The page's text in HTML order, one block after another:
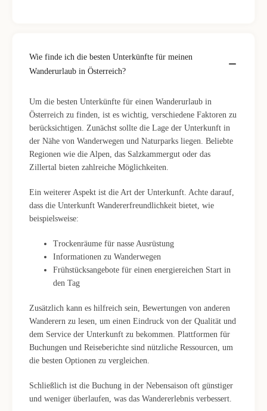
Wie finde ich die besten Unterkünfte für meinen
Wanderurlaub in Österreich?
Um die besten Unterkünfte für einen Wanderurlaub in
Österreich zu finden, ist es wichtig, verschiedene Faktoren zu
berücksichtigen. Zunächst sollte die Lage der Unterkunft in
der Nähe von Wanderwegen und Naturparks liegen. Beliebte
Regionen wie die Alpen, das Salzkammergut oder das
Zillertal bieten zahlreiche Möglichkeiten.
Ein weiterer Aspekt ist die Art der Unterkunft. Achte darauf,
dass die Unterkunft Wandererfreundlichkeit bietet, wie
beispielsweise:
Trockenräume für nasse Ausrüstung
Informationen zu Wanderwegen
Frühstücksangebote für einen energiereichen Start in
den Tag
Zusätzlich kann es hilfreich sein, Bewertungen von anderen
Wanderern zu lesen, um einen Eindruck von der Qualität und
dem Service der Unterkunft zu bekommen. Plattformen für
Buchungen und Reiseberichte sind nützliche Ressourcen, um
die besten Optionen zu vergleichen.
Schließlich ist die Buchung in der Nebensaison oft günstiger
und weniger überlaufen, was das Wandererlebnis verbessert.